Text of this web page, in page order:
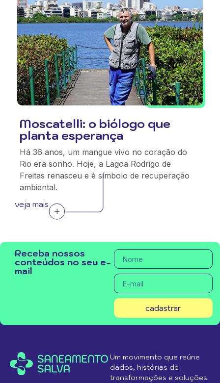
Moscatelli: o biólogo que
planta esperança
Há 36 anos, um mangue vivo no coração do
Rio era sonho. Hoje, a Lagoa Rodrigo de
Freitas renasceu e é símbolo de recuperação
ambiental.
veja mais
Receba nossos
conteúdos no seu e-
mail
cadastrar
Um movimento que reúne
dados, histórias de
transformações e soluções